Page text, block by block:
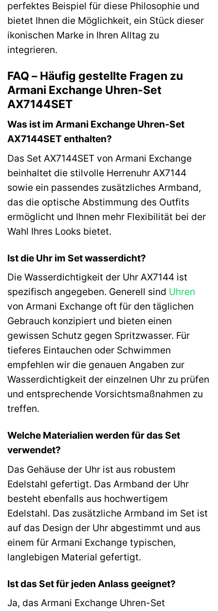
perfektes Beispiel für diese Philosophie und
bietet Ihnen die Möglichkeit, ein Stück dieser
ikonischen Marke in Ihren Alltag zu
integrieren.
FAQ – Häufig gestellte Fragen zu
Armani Exchange Uhren-Set
AX7144SET
Was ist im Armani Exchange Uhren-Set
AX7144SET enthalten?
Das Set AX7144SET von Armani Exchange
beinhaltet die stilvolle Herrenuhr AX7144
sowie ein passendes zusätzliches Armband,
das die optische Abstimmung des Outfits
ermöglicht und Ihnen mehr Flexibilität bei der
Wahl Ihres Looks bietet.
Ist die Uhr im Set wasserdicht?
Die Wasserdichtigkeit der Uhr AX7144 ist
spezifisch angegeben. Generell sind Uhren
von Armani Exchange oft für den täglichen
Gebrauch konzipiert und bieten einen
gewissen Schutz gegen Spritzwasser. Für
tieferes Eintauchen oder Schwimmen
empfehlen wir die genauen Angaben zur
Wasserdichtigkeit der einzelnen Uhr zu prüfen
und entsprechende Vorsichtsmaßnahmen zu
treffen.
Welche Materialien werden für das Set
verwendet?
Das Gehäuse der Uhr ist aus robustem
Edelstahl gefertigt. Das Armband der Uhr
besteht ebenfalls aus hochwertigem
Edelstahl. Das zusätzliche Armband im Set ist
auf das Design der Uhr abgestimmt und aus
einem für Armani Exchange typischen,
langlebigen Material gefertigt.
Ist das Set für jeden Anlass geeignet?
Ja, das Armani Exchange Uhren-Set